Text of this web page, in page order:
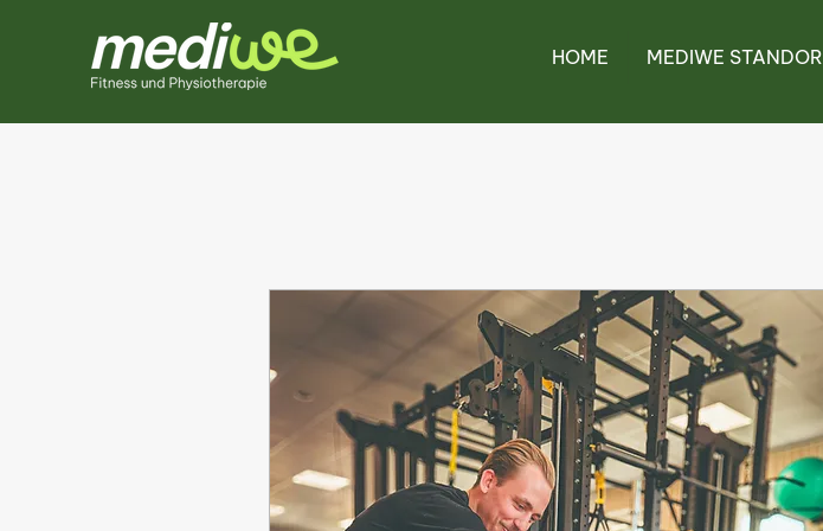
HOME MEDIWE